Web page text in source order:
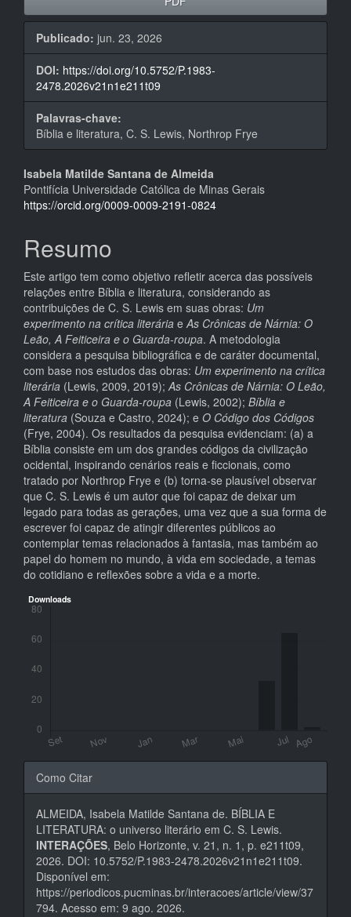
Publicado: jun. 23, 2026
DOI: https://doi.org/10.5752/P.1983-
2478.2026v21n1e211t09
Palavras-chave:
Bíblia e literatura, C. S. Lewis, Northrop Frye
Conteúdo
do
principal
Isabela Matilde Santana de Almeida
Pontifícia Universidade Católica de Minas Gerais
https://orcid.org/0009-0009-2191-0824
Resumo
Este artigo tem como objetivo refletir acerca das possíveis
relações entre Bíblia e literatura, considerando as
contribuições de C. S. Lewis em suas obras: Um
experimento na crítica literária eAs Crônicas de Nárnia: O
Leão, A Feiticeira e o Guarda-roupa. A metodologia
considera a pesquisa bibliográfica e de caráter documental,
com base nos estudos das obras: Um experimento na crítica
literária (Lewis, 2009, 2019);As Crônicas de Nárnia: O Leão,
A Feiticeira e o Guarda-roupa (Lewis, 2002); Bíblia e
literatura (Souza e Castro, 2024); e O Código dos Códigos
(Frye, 2004). Os resultados da pesquisa evidenciam: (a) a
Bíblia consiste em um dos grandes códigos da civilização
ocidental, inspirando cenários reais e ficcionais, como
tratado por Northrop Frye e (b) torna-se plausível observar
que C. S. Lewis é um autor que foi capaz de deixar um
legado para todas as gerações, uma vez que a sua forma de
escrever foi capaz de atingir diferentes públicos ao
contemplar temas relacionados à fantasia, mas também ao
papel do homem no mundo, à vida em sociedade, a temas
do cotidiano e reflexões sobre a vida e a morte.
Downloads
Detalhes
do
artigo
Como Citar
ALMEIDA, Isabela Matilde Santana de. BÍBLIA E
LITERATURA: o universo literário em C. S. Lewis.
INTERAÇÕES, Belo Horizonte, v. 21, n. 1, p. e211t09,
2026. DOI: 10.5752/P.1983-2478.2026v21n1e211t09.
Disponível em:
https://periodicos.pucminas.br/interacoes/article/view/37
794. Acesso em: 9 ago. 2026.